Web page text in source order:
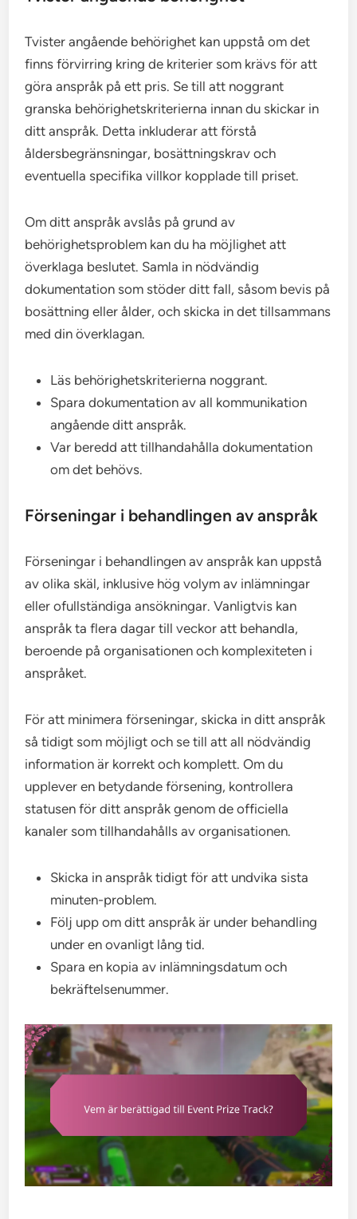
Tvister angående behörighet kan uppstå om det
finns förvirring kring de kriterier som krävs för att
göra anspråk på ett pris. Se till att noggrant
granska behörighetskriterierna innan du skickar in
ditt anspråk. Detta inkluderar att förstå
åldersbegränsningar, bosättningskrav och
eventuella specifika villkor kopplade till priset.
Om ditt anspråk avslås på grund av
behörighetsproblem kan du ha möjlighet att
överklaga beslutet. Samla in nödvändig
dokumentation som stöder ditt fall, såsom bevis på
bosättning eller ålder, och skicka in det tillsammans
med din överklagan.
Läs behörighetskriterierna noggrant.
Spara dokumentation av all kommunikation
angående ditt anspråk.
Var beredd att tillhandahålla dokumentation
om det behövs.
Förseningar i behandlingen av anspråk
Förseningar i behandlingen av anspråk kan uppstå
av olika skäl, inklusive hög volym av inlämningar
eller ofullständiga ansökningar. Vanligtvis kan
anspråk ta flera dagar till veckor att behandla,
beroende på organisationen och komplexiteten i
anspråket.
För att minimera förseningar, skicka in ditt anspråk
så tidigt som möjligt och se till att all nödvändig
information är korrekt och komplett. Om du
upplever en betydande försening, kontrollera
statusen för ditt anspråk genom de officiella
kanaler som tillhandahålls av organisationen.
Skicka in anspråk tidigt för att undvika sista
minuten-problem.
Följ upp om ditt anspråk är under behandling
under en ovanligt lång tid.
Spara en kopia av inlämningsdatum och
bekräftelsenummer.